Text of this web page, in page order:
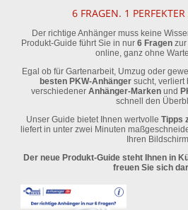
6 FRAGEN. 1
Der richtige Anhänger muss keine
Produkt-Guide führt Sie in nur 6 Fragenzur
online, ganz ohne
Egal ob für Gartenarbeit, Umzug oder
besten PKW-Anhängersucht, verliert
verschiedener Anhänger-Marken und
schnell den
Unser Guide bietet Ihnen wertvolle Tipps
liefert in unter zwei Minuten
Ihren
Der neue Produkt-Guide steht Ihnen in
freuen Sie sich